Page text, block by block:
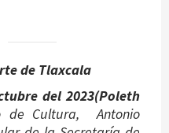
de Tlaxcala
del 2023(Poleth
de Cultura, Antonio